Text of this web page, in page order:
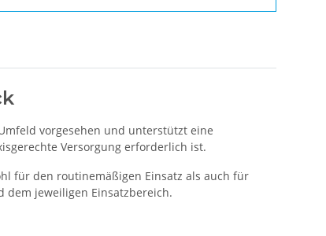
vorgesehen und unterstützt eine
Versorgung erforderlich ist.
für den routinemäßigen Einsatz als auch für
dem jeweiligen Einsatzbereich.